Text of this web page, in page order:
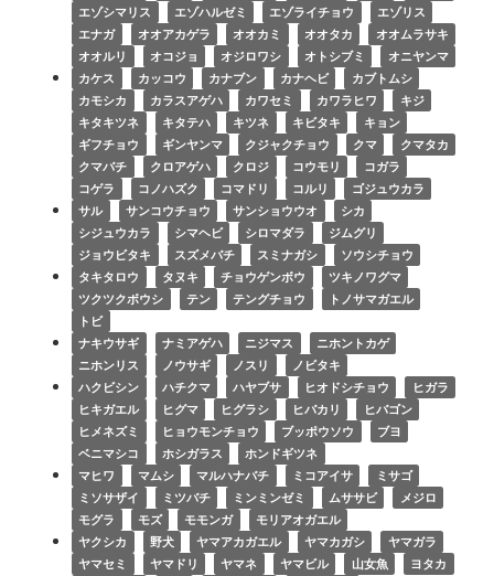
エゾシマリス
エゾハルゼミ エゾライチョウ
エゾリス
エナガ
オオアカゲラ オオカミ オオタカ
オオムラサキ
オオルリ
オコジョ オジロワシ オトシブミ
オニヤンマ
カケス
カッコウ カナブン カナヘビ
カブトムシ
カモシカ
カラスアゲハ カワセミ カワラヒワ
キジ
キタキツネ
キタテハ キツネ キビタキ
キョン
ギフチョウ
ギンヤンマ クジャクチョウ クマ
クマタカ
クマバチ
クロアゲハ クロジ コウモリ
コガラ
コゲラ
コノハズク コマドリ コルリ
ゴジュウカラ
サル
サンコウチョウ サンショウウオ
シカ
シジュウカラ
シマヘビ シロマダラ
ジムグリ
ジョウビタキ
スズメバチ スミナガシ
ソウシチョウ
タキタロウ
タヌキ チョウゲンボウ
ツキノワグマ
ツクツクボウシ
テン テングチョウ
トノサマガエル
トビ
ナキウサギ
ナミアゲハ ニジマス
ニホントカゲ
ニホンリス
ノウサギ ノスリ
ノビタキ
ハクビシン
ハチクマ ハヤブサ ヒオドシチョウ
ヒガラ
ヒキガエル
ヒグマ ヒグラシ ヒバカリ
ヒバゴン
ヒメネズミ
ヒョウモンチョウ ブッポウソウ
ブヨ
ベニマシコ
ホシガラス
ホンドギツネ
マヒワ
マムシ マルハナバチ ミコアイサ
ミサゴ
ミソサザイ
ミツバチ ミンミンゼミ ムササビ
メジロ
モグラ
モズ モモンガ
モリアオガエル
ヤクシカ
野犬 ヤマアカガエル ヤマカガシ
ヤマガラ
ヤマセミ
ヤマドリ ヤマネ ヤマビル 山女魚
ヨタカ